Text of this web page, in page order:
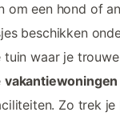
om een hond of
beschikken
tuin waar je
vakantiewoningen
Zo trek je